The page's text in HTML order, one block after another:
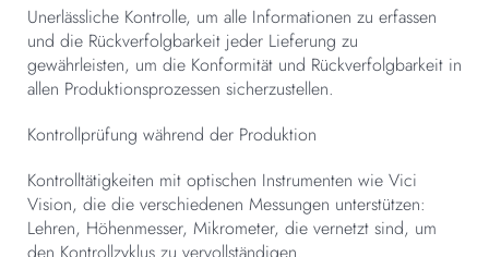
Unerlässliche Kontrolle, um alle Informationen zu erfassen
und die Rückverfolgbarkeit jeder Lieferung zu
gewährleisten, um die Konformität und Rückverfolgbarkeit in
allen Produktionsprozessen sicherzustellen.
Kontrollprüfung während der Produktion
Kontrolltätigkeiten mit optischen Instrumenten wie Vici
Vision, die die verschiedenen Messungen unterstützen:
Lehren, Höhenmesser, Mikrometer, die vernetzt sind, um